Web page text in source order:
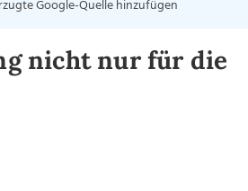
Google-Quelle hinzufügen
nicht nur für die